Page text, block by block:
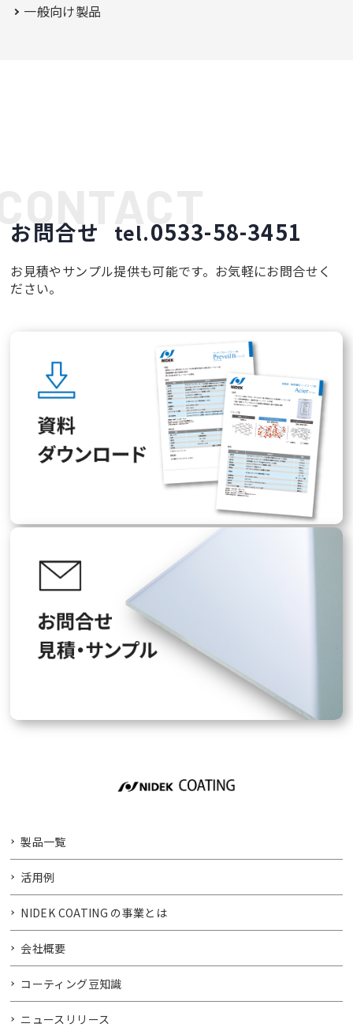
一般向け製品
お問合せ tel.0533-58-3451
お見積やサンプル提供も可能です。お気軽にお問合せく
ださい。
製品一覧
活用例
NIDEK COATING の事業とは
会社概要
コーティング豆知識
ニュースリリース